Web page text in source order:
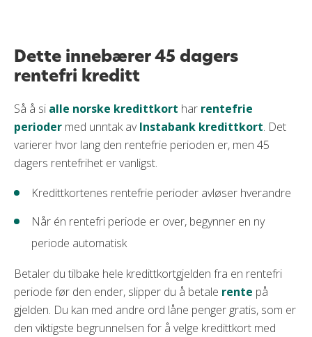
Slik fungerer rentefrie perioder
En av de beste fordelene med kredittkort
Dyrt å ignorere den rentefrie perioden
Trikset for å utnytte rentefriheten fullt ut
Hvem passer kredittkort med 45 dagers rentefri
kreditt for?
Dette innebærer 45 dagers
rentefri kreditt
Så å si alle norske kredittkort har rentefrie
perioder med unntak avInstabank kredittkort. Det
varierer hvor lang den rentefrie perioden er, men 45
dagers rentefrihet er vanligst.
Kredittkortenes rentefrie perioder avløser hverandre
Når én rentefri periode er over, begynner en ny
periode automatisk
Betaler du tilbake hele kredittkortgjelden fra en rentefri
periode før den ender, slipper du å betale rente på
gjelden. Du kan med andre ord låne penger gratis, som er
den viktigste begrunnelsen for å velge kredittkort med